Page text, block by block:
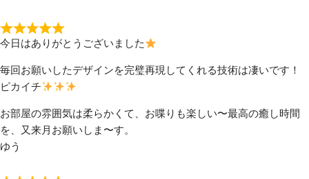
今日はありがとうございました
毎回お願いしたデザインを完璧再現してくれる技術は凄いです！
ピカイチ
お部屋の雰囲気は柔らかくて、お喋りも楽しい〜最高の癒し時間
を、又来月お願いしま〜す。
ゆう